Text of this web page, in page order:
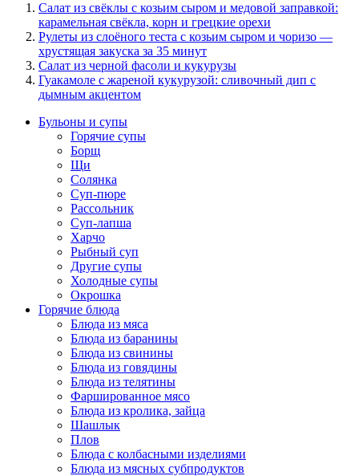
Салат из свёклы с козьим сыром и медовой заправкой:
карамельная свёкла, корн и грецкие орехи
Рулеты из слоёного теста с козьим сыром и чоризо —
хрустящая закуска за 35 минут
Салат из черной фасоли и кукурузы
Гуакамоле с жареной кукурузой: сливочный дип с
дымным акцентом
Бульоны и супы
Горячие супы
Борщ
Щи
Солянка
Суп-пюре
Рассольник
Суп-лапша
Харчо
Рыбный суп
Другие супы
Холодные супы
Окрошка
Горячие блюда
Блюда из мяса
Блюда из баранины
Блюда из свинины
Блюда из говядины
Блюда из телятины
Фаршированное мясо
Блюда из кролика, зайца
Шашлык
Плов
Блюда с колбасными изделиями
Блюда из мясных субпродуктов